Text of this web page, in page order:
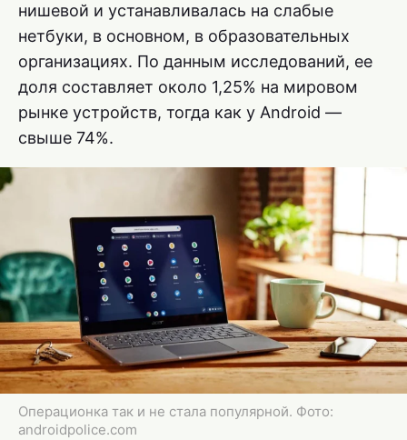
нишевой и устанавливалась на слабые
нетбуки, в основном, в образовательных
организациях. По данным исследований, ее
доля составляет около 1,25% на мировом
рынке устройств, тогда как у Android —
свыше 74%.
Операционка так и не стала популярной. Фото:
androidpolice.com